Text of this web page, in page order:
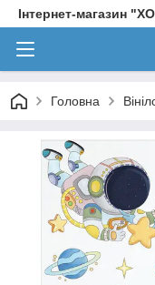
Інтернет-магазин
Головна